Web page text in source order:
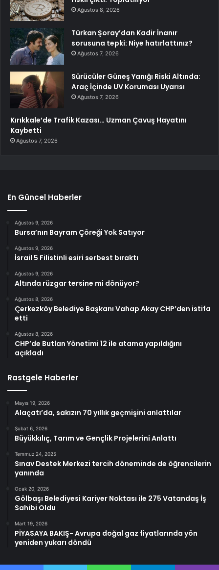
Ağustos 8, 2026
Türkan Şoray’dan Kadir İnanır
sorusuna tepki: Niye hatırlattınız?
Ağustos 7, 2026
Sürücüler Güneş Yanığı Riski Altında:
Araç İçinde UV Koruması Uyarısı
Ağustos 7, 2026
Kırıkkale’de Trafik Kazası… Uzman Çavuş Hayatını
Kaybetti
Ağustos 7, 2026
En Güncel Haberler
Ağustos 9, 2026
Bursa’nın Bayram Çöreği Yok Satıyor
Ağustos 9, 2026
İsrail 5 Filistinli esiri serbest bıraktı
Ağustos 9, 2026
Altında rüzgar tersine mi dönüyor?
Ağustos 8, 2026
Çerkezköy Belediye Başkanı Vahap Akay CHP’den istifa
etti
Ağustos 8, 2026
CHP’de Butlan Yönetimi 12 ile atama yapıldığını
açıkladı
Rastgele Haberler
Mayıs 19, 2026
Alaçatı’da, sakızın 70 yıllık geçmişini anlattılar
Şubat 6, 2026
Büyükkılıç, Tarım ve Gençlik Projelerini Anlattı
Temmuz 24, 2025
Sınav Destek Merkezi tercih döneminde de öğrencilerin
yanında
Ocak 20, 2026
Gölbaşı Belediyesi Kariyer Noktası ile 275 Vatandaş İş
Sahibi Oldu
Mart 19, 2026
PİYASAYA BAKIŞ- Avrupa doğal gaz fiyatlarında yön
yeniden yukarı döndü